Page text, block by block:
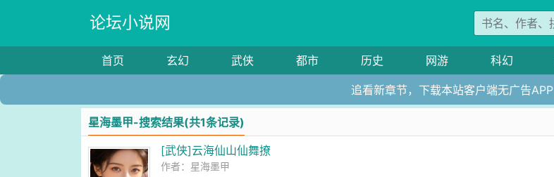
论坛小说网
首页 玄幻 武侠 都市 历史 网游 科幻
追看新章节，下载本站客户端无广告APP
星海墨甲-搜索结果(共1条记录)
[武侠]云海仙山仙舞撩
作者： 星海墨甲